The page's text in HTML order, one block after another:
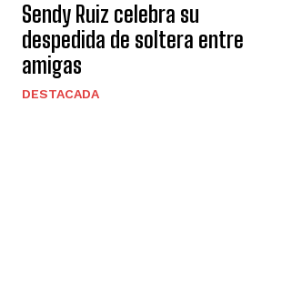
Sendy Ruiz celebra su
despedida de soltera entre
amigas
DESTACADA